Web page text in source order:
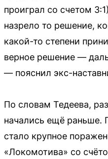
проиграл со счетом
назрело то решение,
какой-то степени
верное решение —
— пояснил экс-
По словам Тедеева,
начались ещё
стало крупное
«Локомотива» со